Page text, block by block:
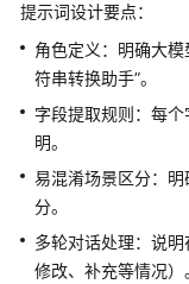
权
管
理
源
理
提示词设计要点：
角色定义：明确大
符串转换助手”。
字段提取规则：每
明。
易混淆场景区分：
分。
多轮对话处理：说明
修改、补充等情况）